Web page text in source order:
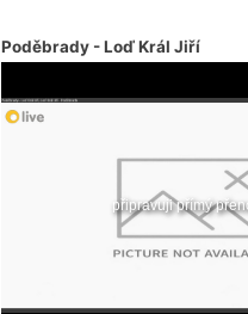
Poděbrady - Loď Král Jiří